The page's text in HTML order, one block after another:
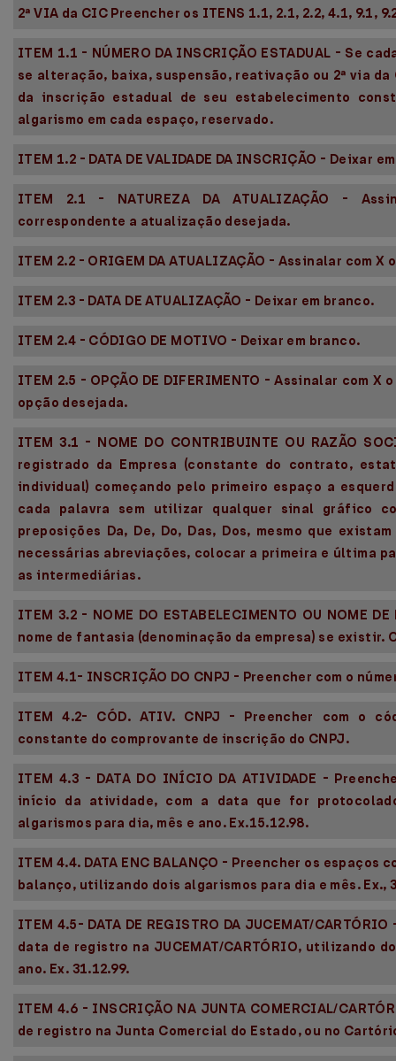
2ª VIA da CIC Preencher os ITENS 1.1, 2.1, 2.2, 4.1, 9.1,
ITEM 1.1 - NÚMERO DA INSCRIÇÃO ESTADUAL - Se
se alteração, baixa, suspensão, reativação ou 2ª via da
da inscrição estadual de seu estabelecimento
algarismo em cada espaço, reservado.
ITEM 1.2 - DATA DE VALIDADE DA INSCRIÇÃO - Deixar
ITEM 2.1 - NATUREZA DA ATUALIZAÇÃO -
correspondente a atualização desejada.
ITEM 2.2 - ORIGEM DA ATUALIZAÇÃO - Assinalar com
ITEM 2.3 - DATA DE ATUALIZAÇÃO - Deixar em branco.
ITEM 2.4 - CÓDIGO DE MOTIVO - Deixar em branco.
ITEM 2.5 - OPÇÃO DE DIFERIMENTO - Assinalar com
opção desejada.
ITEM 3.1 - NOME DO CONTRIBUINTE OU RAZÃO
registrado da Empresa (constante do contrato,
individual) começando pelo primeiro espaço a
cada palavra sem utilizar qualquer sinal gráfico
preposições Da, De, Do, Das, Dos, mesmo que
necessárias abreviações, colocar a primeira e última
as intermediárias.
ITEM 3.2 - NOME DO ESTABELECIMENTO OU NOME
nome de fantasia (denominação da empresa) se existir.
ITEM 4.1- INSCRIÇÃO DO CNPJ - Preencher com o
ITEM 4.2- CÓD. ATIV. CNPJ - Preencher com o
constante do comprovante de inscrição do CNPJ.
ITEM 4.3 - DATA DO INÍCIO DA ATIVIDADE -
início da atividade, com a data que for
algarismos para dia, mês e ano. Ex.15.12.98.
ITEM 4.4. DATA ENC BALANÇO - Preencher os espaços
balanço, utilizando dois algarismos para dia e mês. Ex.,
ITEM 4.5- DATA DE REGISTRO DA JUCEMAT/
data de registro na JUCEMAT/CARTÓRIO, utilizando
ano. Ex. 31.12.99.
ITEM 4.6 - INSCRIÇÃO NA JUNTA COMERCIAL/
de registro na Junta Comercial do Estado, ou no